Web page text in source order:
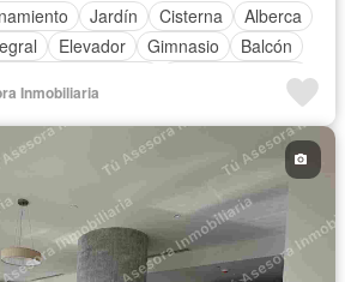
Jardín Cisterna
Alberca
Elevador Gimnasio
Balcón
Cocina equipada
Electricidad Azotea
Zonas verdes
Despacho
Recámara con closet
Permite niños
Solo familias
Inmobiliaria